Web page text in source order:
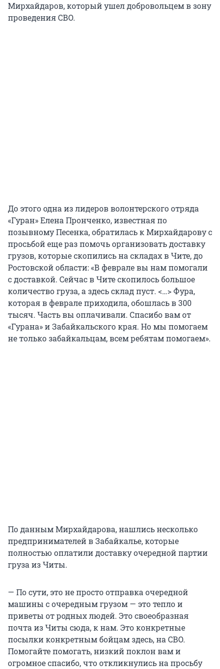
Мирхайдаров, который ушел добровольцем в зону
проведения СВО.
До этого одна из лидеров волонтерского отряда
«Гуран» Елена Пронченко, известная по
позывному Песенка, обратилась к Мирхайдарову с
просьбой еще раз помочь организовать доставку
грузов, которые скопились на складах в Чите, до
Ростовской области: «В феврале вы нам помогали
с доставкой. Сейчас в Чите скопилось большое
количество груза, а здесь склад пуст. <…> Фура,
которая в феврале приходила, обошлась в 300
тысяч. Часть вы оплачивали. Спасибо вам от
«Гурана» и Забайкальского края. Но мы помогаем
не только забайкальцам, всем ребятам помогаем».
По данным Мирхайдарова, нашлись несколько
предпринимателей в Забайкалье, которые
полностью оплатили доставку очередной партии
груза из Читы.
— По сути, это не просто отправка очередной
машины с очередным грузом — это тепло и
приветы от родных людей. Это своеобразная
почта из Читы сюда, к нам. Это конкретные
посылки конкретным бойцам здесь, на СВО.
Помогайте помогать, низкий поклон вам и
огромное спасибо, что откликнулись на просьбу